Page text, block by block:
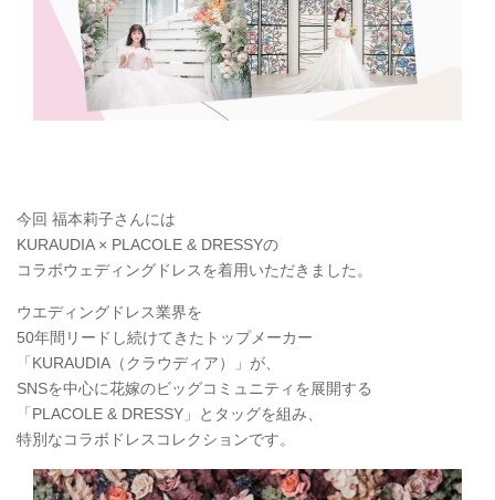
今回 福本莉子さんには
KURAUDIA × PLACOLE & DRESSYの
コラボウェディングドレスを着用いただきました。
ウエディングドレス業界を
50年間リードし続けてきたトップメーカー
「KURAUDIA（クラウディア）」が、
SNSを中心に花嫁のビッグコミュニティを展開する
「PLACOLE & DRESSY」とタッグを組み、
特別なコラボドレスコレクションです。